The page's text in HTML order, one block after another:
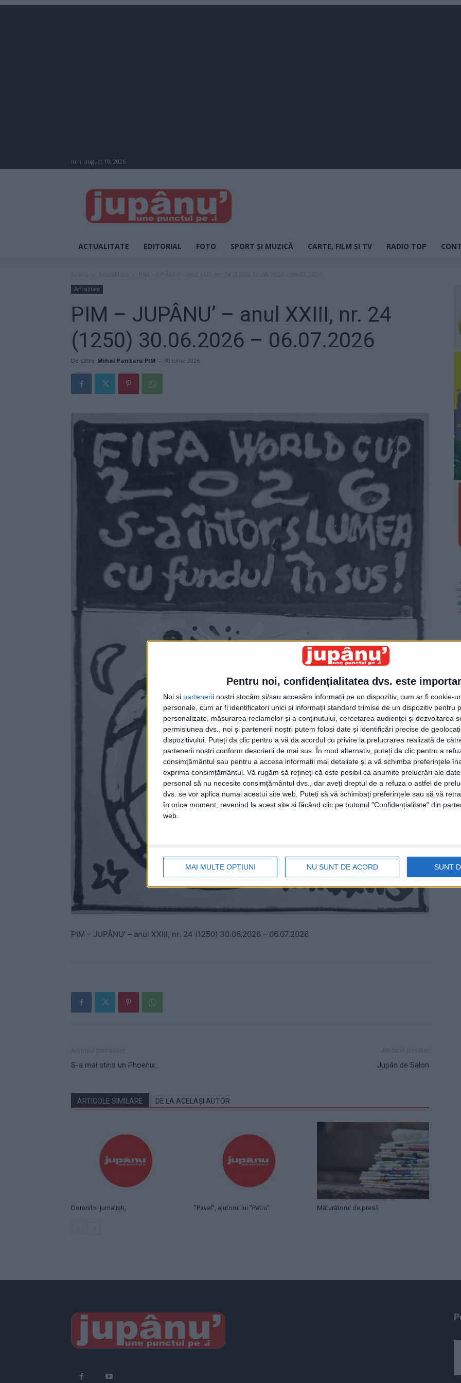
Pentru noi, confidențialitatea dvs. este
Noi și partenerii noștri stocăm și/sau accesăm informații pe un dispozitiv, cum ar fi cookie-
personale, cum ar fi identificatori unici și informații standard trimise de un dispozitiv pentru
personalizate, măsurarea reclamelor și a conținutului, cercetarea audienței și dezvoltarea
permisiunea dvs., noi și partenerii noștri putem folosi date și identificări precise de
dispozitivului. Puteți da clic pentru a vă da acordul cu privire la prelucrarea realizată de
partenerii noștri conform descrierii de mai sus. În mod alternativ, puteți da clic pentru a
consimțământul sau pentru a accesa informații mai detaliate și a vă schimba preferințele
exprima consimțământul. Vă rugăm să rețineți că este posibil ca anumite prelucrări ale
personal să nu necesite consimțământul dvs., dar aveți dreptul de a refuza o astfel de
dvs. se vor aplica numai acestui site web. Puteți să vă schimbați preferințele sau să vă
în orice moment, revenind la acest site și făcând clic pe butonul "Confidențialitate" din
web.
MAI MULTE OPȚIUNI NU SUNT DE ACORD SUNT
luni, august 10, 2026
JUPÂNU'
ACTUALITATE EDITORIAL FOTO SPORT ȘI MUZICĂ CARTE, FILM ȘI TV RADIO TOP
Actualitate
PIM – JUPÂNU’ – anul XXIII, nr. 24
(1250) 30.06.2026 – 06.07.2026
De către Mihai Panzaru PIM - 30 iunie 2026
PIM – JUPÂNU’ – anul XXIII, nr. 24 (1250) 30.06.2026 – 06.07.2026
S-a mai stins un Phoenix… Jupân de Salon
ARTICOLE SIMILARE DE LA ACELAȘI AUTOR
Domnilor jurnaliști, ”Pavel”, ajutorul lui ”Petru” Măturătorul de presă